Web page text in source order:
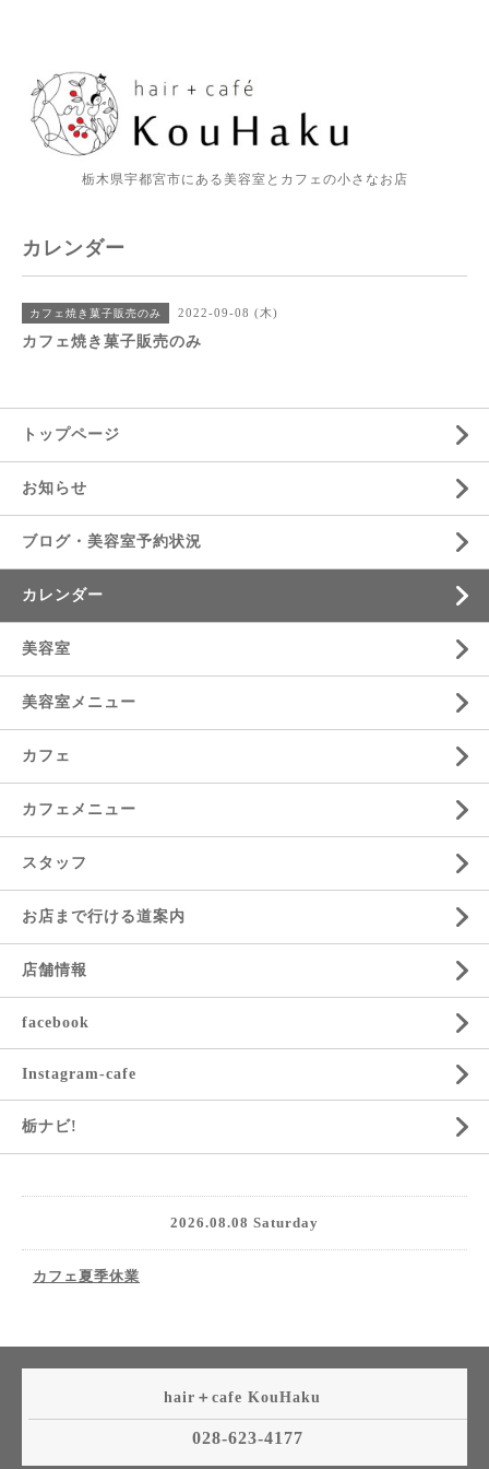
栃木県宇都宮市にある美容室とカフェの小さなお店
カレンダー
カフェ焼き菓子販売のみ 2022-09-08 (木)
カフェ焼き菓子販売のみ
トップページ
お知らせ
ブログ・美容室予約状況
カレンダー
美容室
美容室メニュー
カフェ
カフェメニュー
スタッフ
お店まで行ける道案内
店舗情報
facebook
Instagram-cafe
栃ナビ!
2026.08.08 Saturday
カフェ夏季休業
hair＋cafe KouHaku
028-623-4177